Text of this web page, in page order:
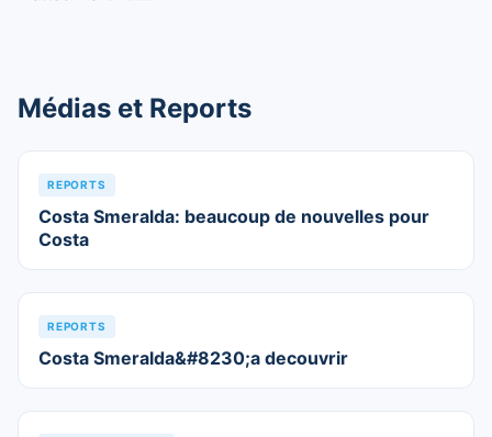
Médias et Reports
REPORTS
Costa Smeralda: beaucoup de nouvelles pour
Costa
REPORTS
Costa Smeralda&#8230;a decouvrir